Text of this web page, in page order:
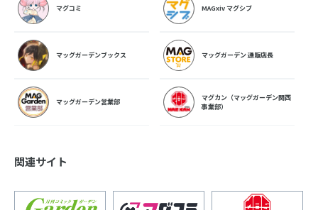
マグコミ MAGxiv マグシブ
マッグガーデンブックス マッグガーデン 通販店長
マッグガーデン営業部
マグカン（マッグガーデン関西
事業部）
関連サイト